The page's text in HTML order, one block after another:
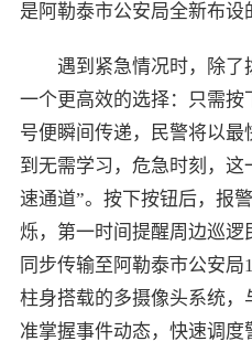
是阿勒泰市公安局全新布设
遇到紧急情况时，除了
一个更高效的选择：只需
号便瞬间传递，民警将以
到无需学习，危急时刻，
速通道”。按下按钮后，报
烁，第一时间提醒周边巡
同步传输至阿勒泰市公安
柱身搭载的多摄像头系统
准掌握事件动态，快速调度